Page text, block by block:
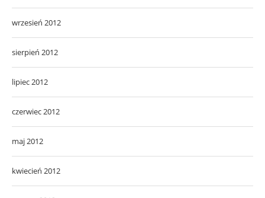
wrzesień 2012
sierpień 2012
lipiec 2012
czerwiec 2012
maj 2012
kwiecień 2012